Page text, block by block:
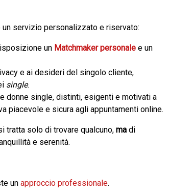
un servizio personalizzato e riservato:
un Matchmaker personale e un
e ai desideri del singolo cliente,
single.
donne single, distinti, esigenti e motivati a
piacevole e sicura agli appuntamenti online.
tratta solo di trovare qualcuno, ma di
e serenità.
un approccio professionale.